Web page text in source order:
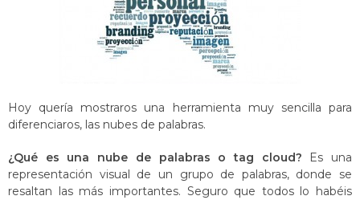
Hoy quería mostraros una herramienta muy sencilla para
diferenciaros, las nubes de palabras.
¿Qué es una nube de palabras o tag cloud? Es una
representación visual de un grupo de palabras, donde se
resaltan las más importantes. Seguro que todos lo habéis